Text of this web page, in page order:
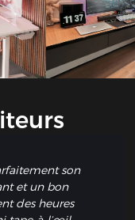
son
et un bon
des heures